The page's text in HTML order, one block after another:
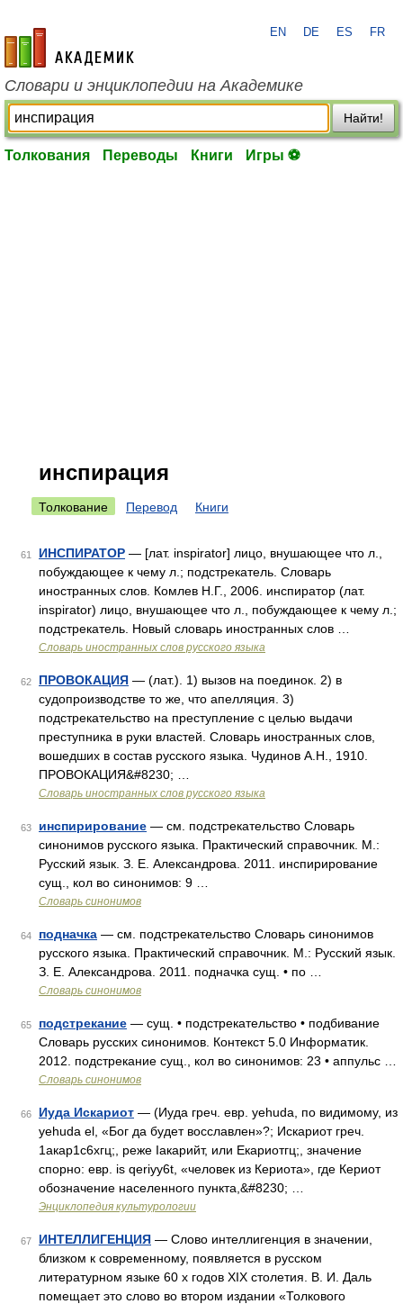
academic.ru
EN DE ES FR
Словари и энциклопедии на Академике
Найти!
Толкования Переводы Книги Игры ⚽
инспирация
Толкование Перевод Книги
61 ИНСПИРАТОР — [лат. inspirator] лицо, внушающее что л.,
побуждающее к чему л.; подстрекатель. Словарь
иностранных слов. Комлев Н.Г., 2006. инспиратор (лат.
inspirator) лицо, внушающее что л., побуждающее к чему л.;
подстрекатель. Новый словарь иностранных слов …
Словарь иностранных слов русского языка
62 ПРОВОКАЦИЯ — (лат.). 1) вызов на поединок. 2) в
судопроизводстве то же, что апелляция. 3)
подстрекательство на преступление с целью выдачи
преступника в руки властей. Словарь иностранных слов,
вошедших в состав русского языка. Чудинов А.Н., 1910.
ПРОВОКАЦИЯ&#8230; …
Словарь иностранных слов русского языка
63 инспирирование — см. подстрекательство Словарь
синонимов русского языка. Практический справочник. М.:
Русский язык. З. Е. Александрова. 2011. инспирирование
сущ., кол во синонимов: 9 …
Словарь синонимов
64 подначка — см. подстрекательство Словарь синонимов
русского языка. Практический справочник. М.: Русский язык.
З. Е. Александрова. 2011. подначка сущ. • по …
Словарь синонимов
65 подстрекание — сущ. • подстрекательство • подбивание
Словарь русских синонимов. Контекст 5.0 Информатик.
2012. подстрекание сущ., кол во синонимов: 23 • аппульс …
Словарь синонимов
66 Иуда Искариот — (Иуда греч. евр. yehuda, по видимому, из
yehuda el, «Бог да будет восславлен»?; Искариот греч.
1акар1с6хгц;, реже Iакарийт, или Екариотгц;, значение
спорно: евр. is qeriyy6t, «человек из Кериота», где Кериот
обозначение населенного пункта,&#8230; …
Энциклопедия культурологии
67 ИНТЕЛЛИГЕНЦИЯ — Слово интеллигенция в значении,
близком к современному, появляется в русском
литературном языке 60 х годов XIX столетия. В. И. Даль
помещает это слово во втором издании «Толкового